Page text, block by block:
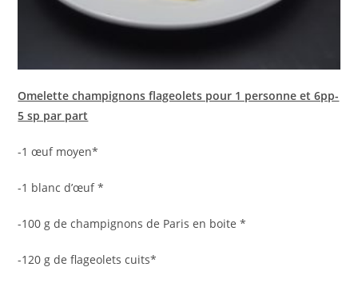
Omelette champignons flageolets pour 1 personne et 6pp-
5 sp par part
-1 œuf moyen*
-1 blanc d’œuf *
-100 g de champignons de Paris en boite *
-120 g de flageolets cuits*